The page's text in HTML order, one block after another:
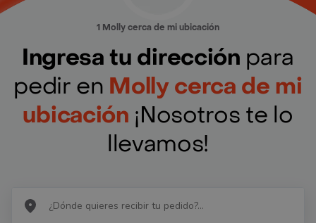
1 Molly cerca de mi ubicación
Ingresa tu dirección para
pedir en Molly cerca de mi
ubicación ¡Nosotros te lo
llevamos!